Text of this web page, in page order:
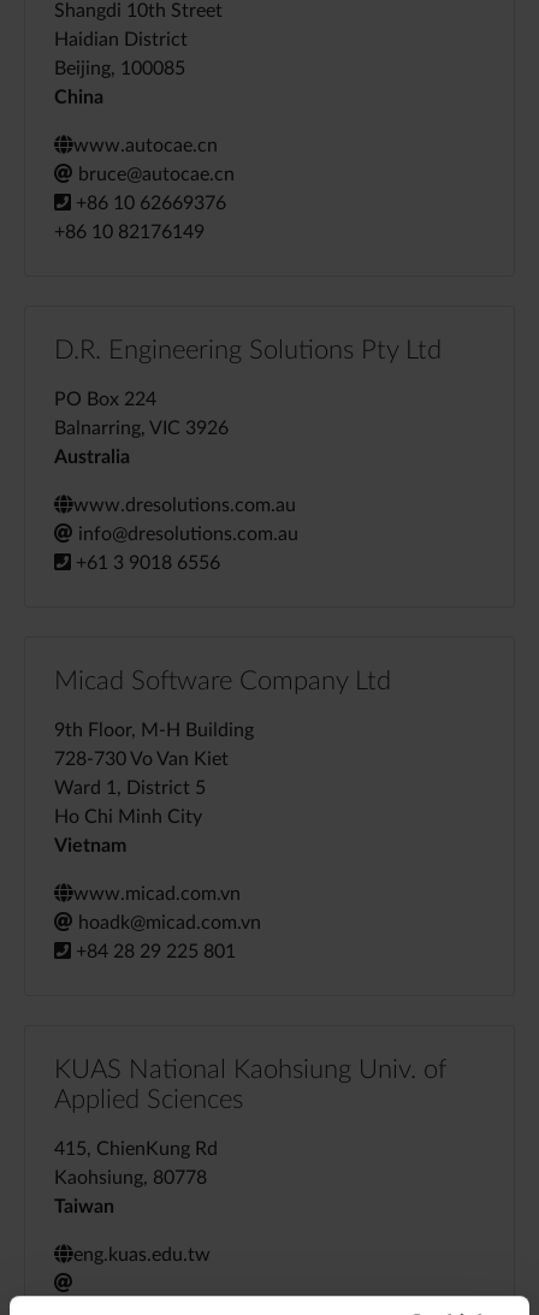
Shangdi 10th Street
Haidian District
Beijing, 100085
China
www.autocae.cn
bruce@autocae.cn
+86 10 62669376
+86 10 82176149
D.R. Engineering Solutions Pty Ltd
PO Box 224
Balnarring, VIC 3926
Australia
www.dresolutions.com.au
info@dresolutions.com.au
+61 3 9018 6556
Micad Software Company Ltd
9th Floor, M-H Building
728-730 Vo Van Kiet
Ward 1, District 5
Ho Chi Minh City
Vietnam
www.micad.com.vn
hoadk@micad.com.vn
+84 28 29 225 801
KUAS National Kaohsiung Univ. of
Applied Sciences
415, ChienKung Rd
Kaohsiung, 80778
Taiwan
eng.kuas.edu.tw